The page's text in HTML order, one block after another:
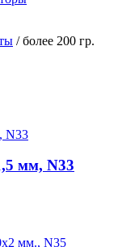
/ более 200 гр.
мм, N33